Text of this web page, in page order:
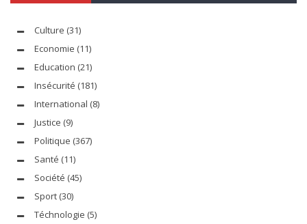
Culture (31)
Economie (11)
Education (21)
Insécurité (181)
International (8)
Justice (9)
Politique (367)
Santé (11)
Société (45)
Sport (30)
Téchnologie (5)